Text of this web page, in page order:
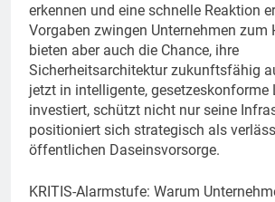
erkennen und eine schnelle Reaktion
Vorgaben zwingen Unternehmen zum
bieten aber auch die Chance, ihre
Sicherheitsarchitektur zukunftsfähig
jetzt in intelligente, gesetzeskonforme
investiert, schützt nicht nur seine
positioniert sich strategisch als
öffentlichen Daseinsvorsorge.
KRITIS-Alarmstufe: Warum